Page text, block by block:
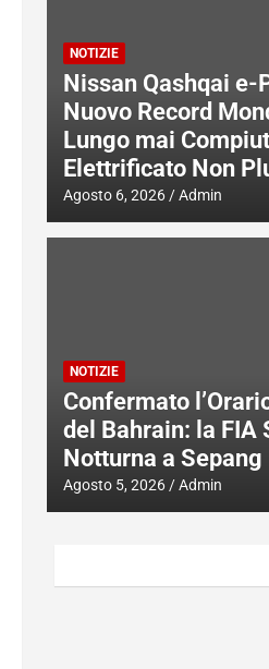
NOTIZIE
Nissan Qashqai e-
Nuovo Record
Lungo mai
Elettrificato Non
Agosto 6, 2026 Admin
NOTIZIE
Confermato
del Bahrain: la FIA
Notturna a Sepang
Agosto 5, 2026 Admin